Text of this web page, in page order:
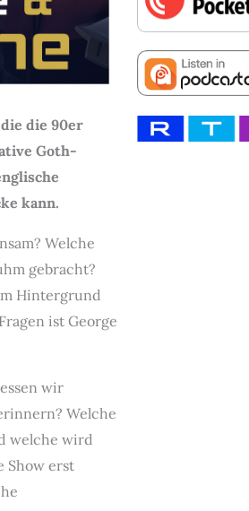
die 90er
Goth-
kann.
Welche
gebracht?
Hintergrund
ist George
wir
Welche
welche wird
Show erst